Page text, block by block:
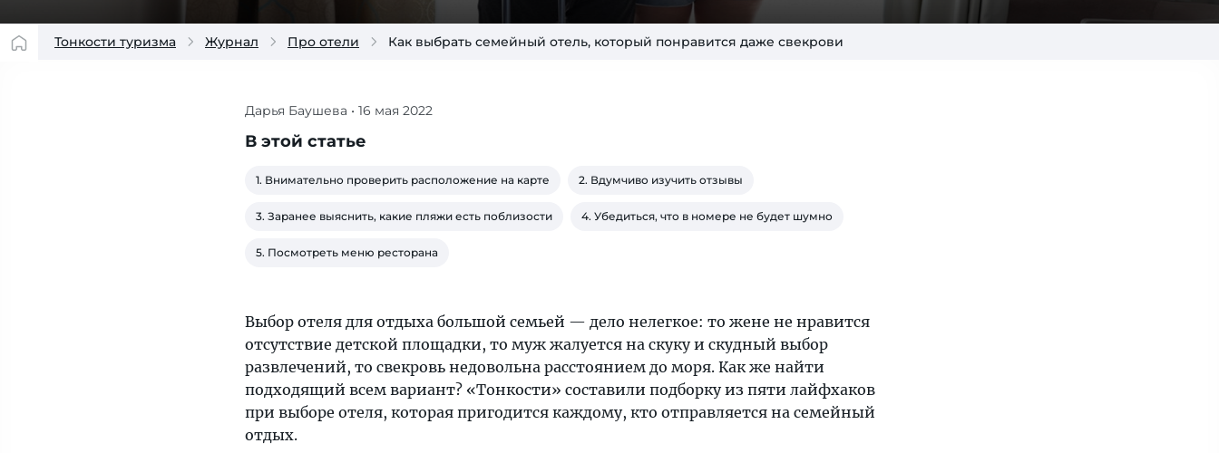
Тонкости туризма Журнал Про отели Как выбрать семейный отель, который понравится даже свекрови
составили
подборку
пяти
при
выборе
пригодится
каждому,
кто
отправляется
на
семейный
Дарья Баушева • 16 мая 2022
В этой статье
1. Внимательно проверить расположение на карте 2. Вдумчиво изучить отзывы
3. Заранее выяснить, какие пляжи есть поблизости 4. Убедиться, что в номере не будет шумно
5. Посмотреть меню ресторана
Выбор отеля для отдыха большой семьей — дело нелегкое: то жене не нравится
отсутствие детской площадки, то муж жалуется на скуку и скудный выбор
развлечений, то свекровь недовольна расстоянием до моря. Как же найти
подходящий всем вариант? «Тонкости» составили подборку из пяти лайфхаков
при выборе отеля, которая пригодится каждому, кто отправляется на семейный
отдых.